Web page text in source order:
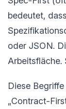
bedeutet,
oder JSON.
Arbeitsfläche.
Diese
„Contract-